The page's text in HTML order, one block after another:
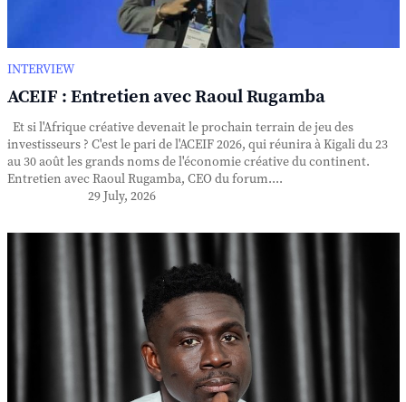
INTERVIEW
ACEIF : Entretien avec Raoul Rugamba
Et si l'Afrique créative devenait le prochain terrain de jeu des
investisseurs ? C'est le pari de l'ACEIF 2026, qui réunira à Kigali du 23
au 30 août les grands noms de l'économie créative du continent.
Entretien avec Raoul Rugamba, CEO du forum....
29 July, 2026